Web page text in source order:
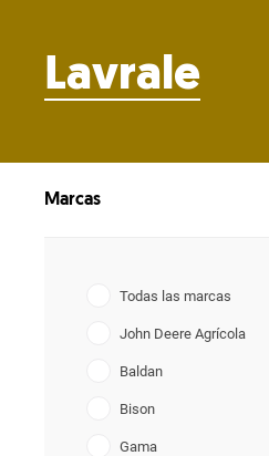
Lavrale
Marcas
Todas las marcas
John Deere Agrícola
Baldan
Bison
Gama